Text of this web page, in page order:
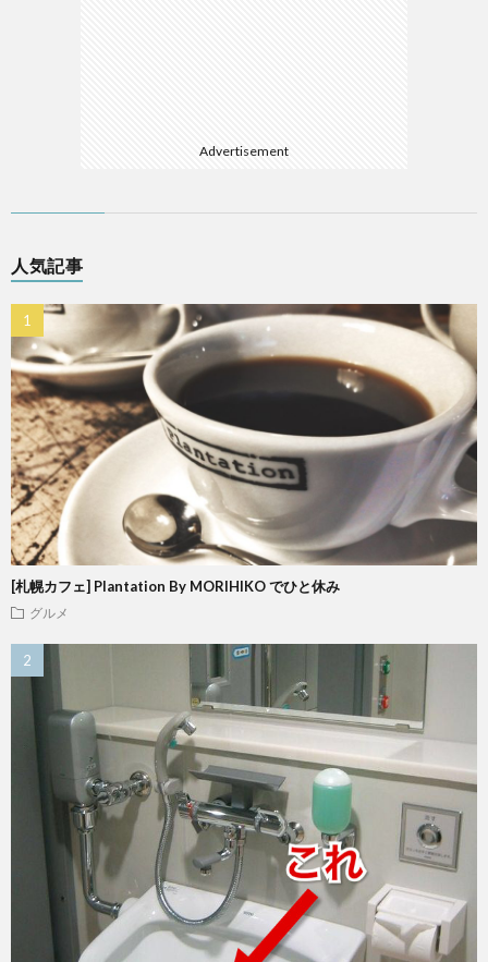
Advertisement
人気記事
[札幌カフェ] Plantation By MORIHIKO でひと休み
グルメ